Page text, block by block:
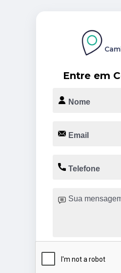
Entre em